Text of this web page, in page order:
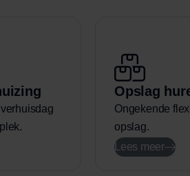
Opslag
Ongekende
opslag.
Lees meer